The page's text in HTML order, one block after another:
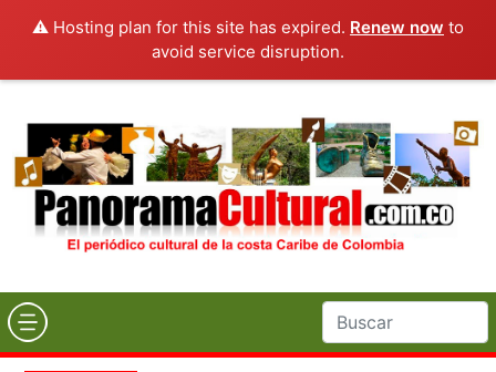
⚠️ Hosting plan for this site has expired. Renew now to
avoid service disruption.